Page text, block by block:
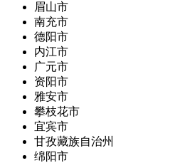
眉山市
南充市
德阳市
内江市
广元市
资阳市
雅安市
攀枝花市
宜宾市
甘孜藏族自治州
绵阳市